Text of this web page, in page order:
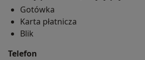
Gotówka
Karta płatnicza
Blik
Telefon